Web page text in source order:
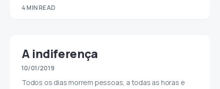
4 MIN READ
A indiferença
10/01/2019
Todos os dias morrem pessoas, a todas as horas e